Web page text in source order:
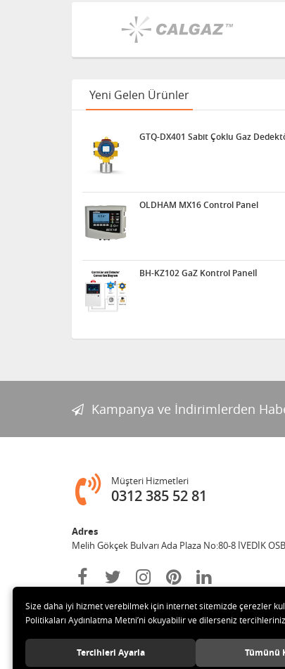
Yeni Gelen Ürünler
GTQ-DX401 Sabit Çoklu Gaz
OLDHAM MX16 Control Panel
BH-KZ102 GaZ Kontrol Panelİ
Kampanya ve İndirimlerden
Müşteri Hizmetleri
0312 385 52 81
Adres
Melih Gökçek Bulvarı Ada Plaza No:80-8 İVEDİK
Size daha iyi hizmet verebilmek için internet sitemizde çerezler
Politikaları Aydınlatma Metni’ni okuyabilir ve dilerseniz
Tercihleri Ayarla Tümünü